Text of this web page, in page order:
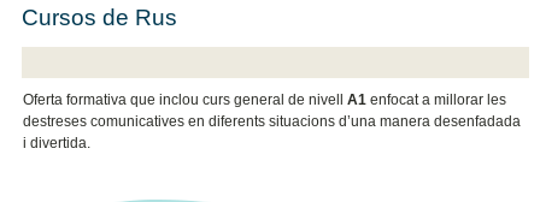
Cursos de Rus
Oferta formativa que inclou curs general de nivellA1enfocat a millorar les
destreses comunicatives en diferents situacions d’una manera desenfadada
i divertida.